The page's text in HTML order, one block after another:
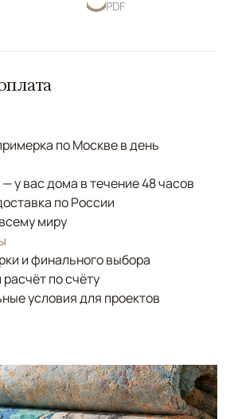
PDF
по Москве в день
у вас дома в течение 48 часов
по России
миру
и финального выбора
по счёту
условия для проектов